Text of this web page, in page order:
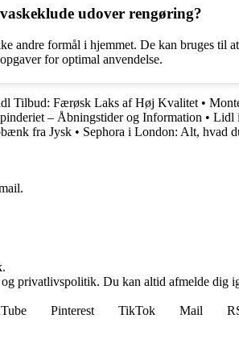
udover rengøring?
andre formål i hjemmet. De kan bruges til
for optimal anvendelse.
Tilbud: Færøsk Laks af Høj Kvalitet •
– Åbningstider og Information • Lidl
fra Jysk • Sephora i London: Alt, hvad
privatlivspolitik. Du kan altid afmelde dig
Pinterest TikTok Mail